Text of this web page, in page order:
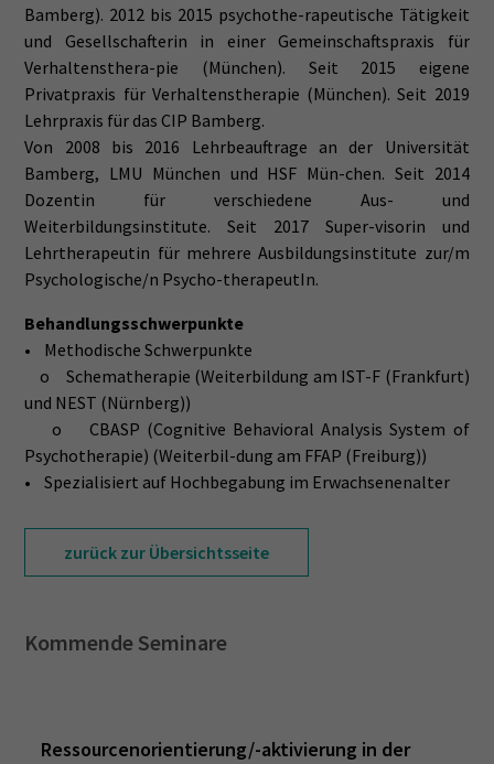
Bamberg). 2012 bis 2015 psychothe-rapeutische Tätigkeit
und Gesellschafterin in einer Gemeinschaftspraxis für
Verhaltensthera-pie (München). Seit 2015 eigene
Privatpraxis für Verhaltenstherapie (München). Seit 2019
Lehrpraxis für das CIP Bamberg.
Von 2008 bis 2016 Lehrbeauftrage an der Universität
Bamberg, LMU München und HSF Mün-chen. Seit 2014
Dozentin für verschiedene Aus- und
Weiterbildungsinstitute. Seit 2017 Super-visorin und
Lehrtherapeutin für mehrere Ausbildungsinstitute zur/m
Psychologische/n Psycho-therapeutIn.
Behandlungsschwerpunkte
• Methodische Schwerpunkte
o Schematherapie (Weiterbildung am IST-F (Frankfurt)
und NEST (Nürnberg))
o CBASP (Cognitive Behavioral Analysis System of
Psychotherapie) (Weiterbil-dung am FFAP (Freiburg))
• Spezialisiert auf Hochbegabung im Erwachsenenalter
zurück zur Übersichtsseite
Kommende Seminare
Ressourcenorientierung/-aktivierung in der